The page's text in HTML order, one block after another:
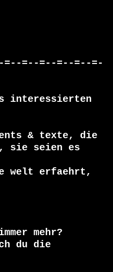
=--=--=--=--=-
interessierten
& texte, die
sie seien es
welt erfaehrt,
mehr?
du die